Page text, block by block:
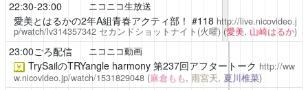
22:30-23:00 ニコニコ生放送
愛美とはるかの2年A組青春アクティ部！ #118 http://live.nicovideo.j
p/watch/lv314357342セカンドショットナイト(火曜) (愛美, 山崎はるか)
23:00ごろ配信 ニコニコ動画
￥ TrySailのTRYangle harmony第237回アフタートーク http://ww
w.nicovideo.jp/watch/1531829048 (麻倉もも, 雨宮天, 夏川椎菜)